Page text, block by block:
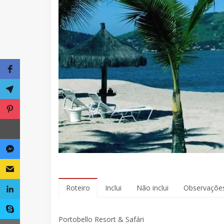
Roteiro Inclui Não inclui
Portobello Resort & Safári